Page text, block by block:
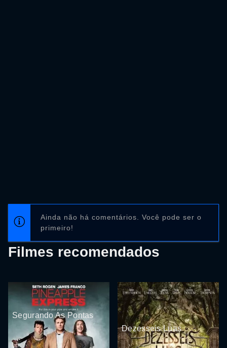
Ainda não há comentários. Você pode ser o
primeiro!
Filmes recomendados
Segurando As Pontas
Dezesseis Luas